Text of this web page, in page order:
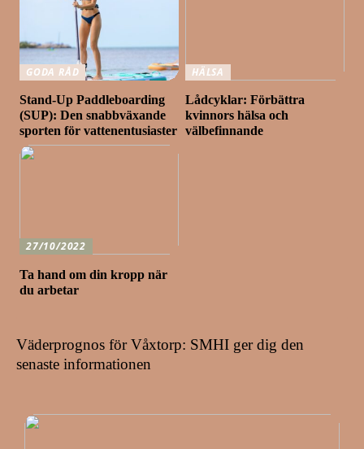
GODA RÅD
Stand-Up Paddleboarding
(SUP): Den snabbväxande
sporten för vattenentusiaster
HÄLSA
Lådcyklar: Förbättra
kvinnors hälsa och
välbefinnande
27/10/2022
Ta hand om din kropp när
du arbetar
Väderprognos för Våxtorp: SMHI ger dig den
senaste informationen